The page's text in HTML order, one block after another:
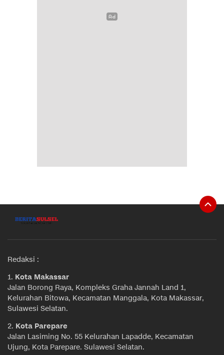
Redaksi :
1. Kota Makassar
Jalan Borong Raya, Kompleks Graha Jannah Land 1,
Kelurahan Bitowa, Kecamatan Manggala, Kota Makassar,
Sulawesi Selatan.
2. Kota Parepare
Jalan Lasiming No. 55 Kelurahan Lapadde, Kecamatan
Ujung, Kota Parepare. Sulawesi Selatan.